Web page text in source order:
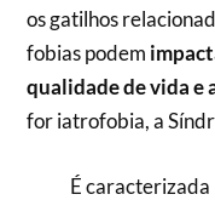
os gatilhos
fobias podem
qualidade de vida e
for iatrofobia, a
É caracterizada